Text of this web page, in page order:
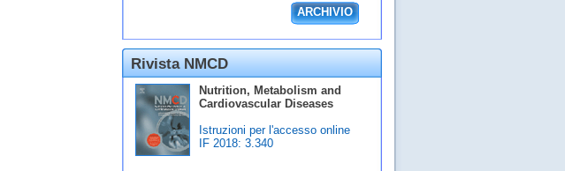
ARCHIVIO
Rivista NMCD
Nutrition, Metabolism and
Cardiovascular Diseases
Istruzioni per l'accesso online
IF 2018: 3.340